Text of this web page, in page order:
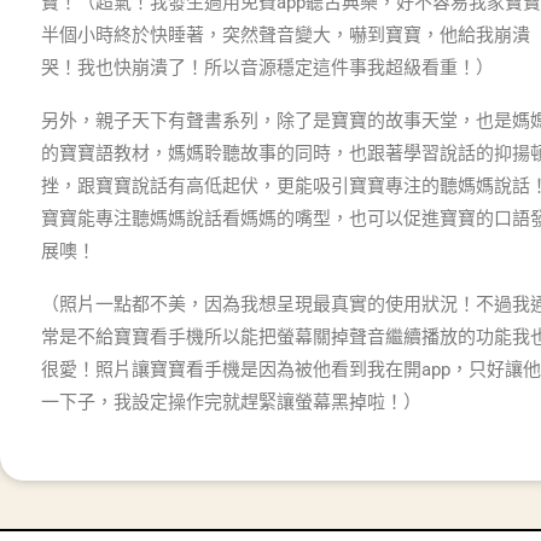
半個小時終於快睡著，突然聲音變大，嚇到寶寶，他給我崩潰
哭！我也快崩潰了！所以音源穩定這件事我超級看重！）
另外，親子天下有聲書系列，除了是寶寶的故事天堂，也是媽
的寶寶語教材，媽媽聆聽故事的同時，也跟著學習說話的抑揚
挫，跟寶寶說話有高低起伏，更能吸引寶寶專注的聽媽媽說話！
寶寶能專注聽媽媽說話看媽媽的嘴型，也可以促進寶寶的口語
展噢！
（照片一點都不美，因為我想呈現最真實的使用狀況！不過我
常是不給寶寶看手機所以能把螢幕關掉聲音繼續播放的功能我
很愛！照片讓寶寶看手機是因為被他看到我在開app，只好讓
一下子，我設定操作完就趕緊讓螢幕黑掉啦！）